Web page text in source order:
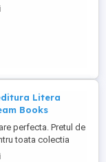
Litera
Books
perfecta. Pretul de
toata colectia
H - Aleea